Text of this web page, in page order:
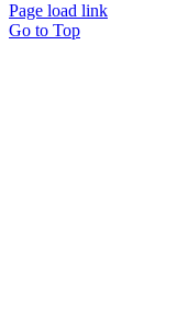
Page load link
Go to Top